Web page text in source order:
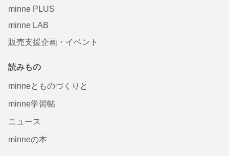
minne PLUS
minne LAB
販売支援企画・イベント
読みもの
minneとものづくりと
minne学習帖
ニュース
minneの本